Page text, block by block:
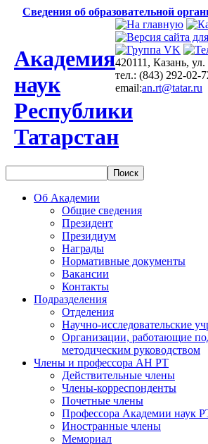
Сведения об образовательной
Академия
наук
Республики
Татарстан
420111, Казань,
тел.: (843) 292-02-
email:an.rt@tatar.ru
Об Академии
Общие сведения
Президент
Президиум
Награды
Нормативные документы
Вакансии
Контакты
Подразделения
Отделения
Научно-исследовательские
Организации, работающие
методическим руководством
Члены и профессора АН РТ
Действительные члены
Члены-корреспонденты
Почетные члены
Профессора Академии наук
Иностранные члены
Мемориал